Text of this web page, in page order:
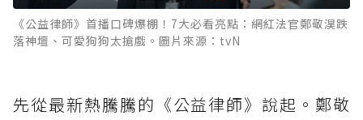
高口碑律政韓劇11. 《黑道律師文森佐》：義大
利黑手黨顧問回韓國，用法律復仇
《公益律師》首播口碑爆棚！7大必看亮點：網紅法官鄭敬淏跌
落神壇、可愛狗狗太搶戲。圖片來源：tvN
先從最新熱騰騰的《公益律師》說起。鄭敬